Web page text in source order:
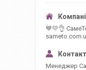
💙💛👌
Менеджер